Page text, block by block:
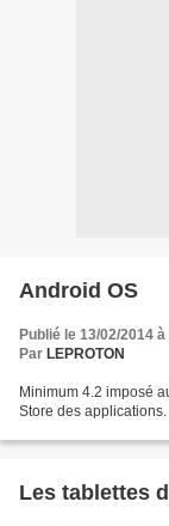
Android OS
Publié le 13/02/2014
Par LEPROTON
Minimum 4.2 imposé
Store des applications.
Les tablettes